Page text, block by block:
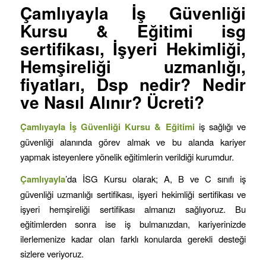
Çamlıyayla İş Güvenliği
Kursu & Eğitimi isg
sertifikası, İşyeri Hekimliği,
Hemşireliği uzmanlığı,
fiyatları, Dsp nedir? Nedir
ve Nasıl Alınır? Ücreti?
Çamlıyayla İş Güvenliği Kursu & Eğitimi iş sağlığı ve
güvenliği alanında görev almak ve bu alanda kariyer
yapmak isteyenlere yönelik eğitimlerin verildiği kurumdur.
Çamlıyayla’da İSG Kursu olarak; A, B ve C sınıfı iş
güvenliği uzmanlığı sertifikası, işyeri hekimliği sertifikası ve
işyeri hemşireliği sertifikası almanızı sağlıyoruz. Bu
eğitimlerden sonra ise iş bulmanızdan, kariyerinizde
ilerlemenize kadar olan farklı konularda gerekli desteği
sizlere veriyoruz.